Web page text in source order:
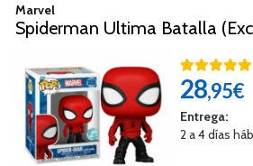
Marvel
Spiderman Ultima Batalla
28,95€
Entrega:
2 a 4 días